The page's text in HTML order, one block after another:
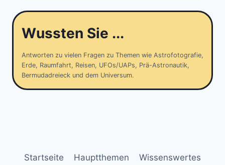
Wussten Sie ...
Antworten zu vielen Fragen zu Themen wie Astrofotografie,
Erde, Raumfahrt, Reisen, UFOs/UAPs, Prä-Astronautik,
Bermudadreieck und dem Universum.
Startseite Hauptthemen Wissenswertes